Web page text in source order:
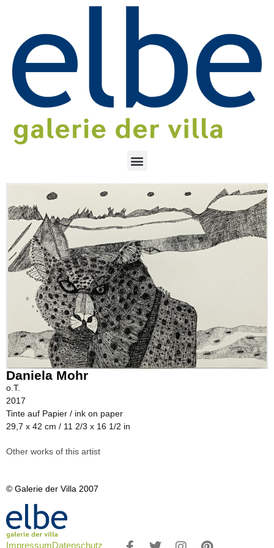
Daniela Mohr
o.T.
2017
Tinte auf Papier / ink on paper
29,7 x 42 cm / 11 2/3 x 16 1/2 in
Other works of this artist
© Galerie der Villa 2007
ImpressumDatenschutz